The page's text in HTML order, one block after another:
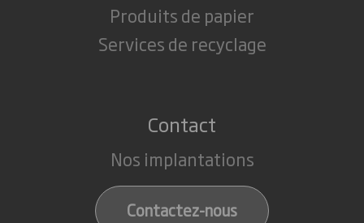
Produits de papier
Services de recyclage
Contact
Nos implantations
Contactez-nous